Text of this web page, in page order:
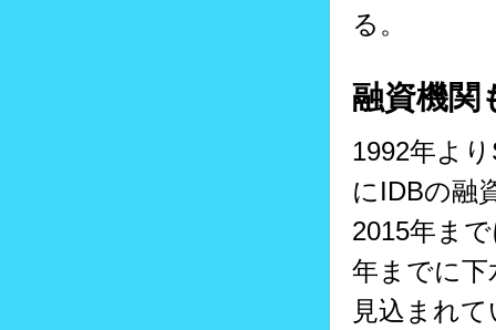
る。
融資機関
1992年よ
にIDBの融
2015年ま
年までに下
見込まれ